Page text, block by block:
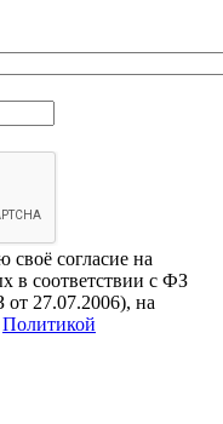
своё согласие на
в соответствии с ФЗ
27.07.2006), на
Политикой